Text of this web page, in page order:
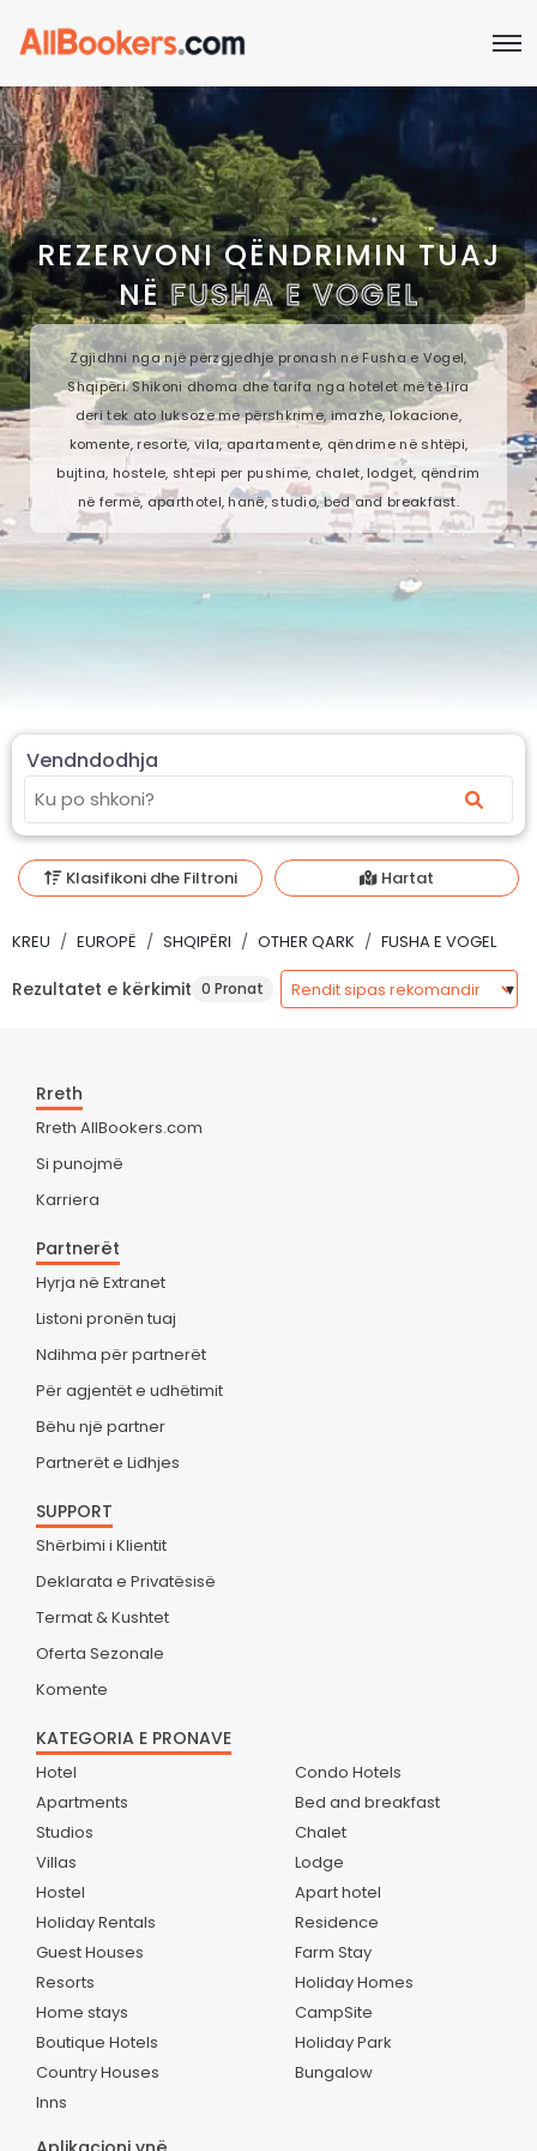
REZERVONI QËNDRIMIN TUAJ
NËFUSHA E VOGEL
Zgjidhni nga një përzgjedhje pronash në Fusha e Vogel,
Shqipëri. Shikoni dhoma dhe tarifa nga hotelet më të lira
deri tek ato luksoze me përshkrime, imazhe, lokacione,
komente, resorte, vila, apartamente, qëndrime në shtëpi,
bujtina, hostele, shtepi per pushime, chalet, lodget, qëndrim
në fermë, aparthotel, hanë, studio, bed and breakfast.
Vendndodhja
Klasifikoni dhe Filtroni Hartat
KREU EUROPË SHQIPËRI OTHER QARK FUSHA E VOGEL
Rezultatet e kërkimit 0 Pronat
Rreth
Rreth AllBookers.com
Si punojmë
Karriera
Partnerët
Hyrja në Extranet
Listoni pronën tuaj
Ndihma për partnerët
Për agjentët e udhëtimit
Bëhu një partner
Partnerët e Lidhjes
SUPPORT
Shërbimi i Klientit
Deklarata e Privatësisë
Termat & Kushtet
Oferta Sezonale
Komente
KATEGORIA E PRONAVE
Hotel
Apartments
Studios
Villas
Hostel
Holiday Rentals
Guest Houses
Resorts
Home stays
Boutique Hotels
Country Houses
Inns
Condo Hotels
Bed and breakfast
Chalet
Lodge
Apart hotel
Residence
Farm Stay
Holiday Homes
CampSite
Holiday Park
Bungalow